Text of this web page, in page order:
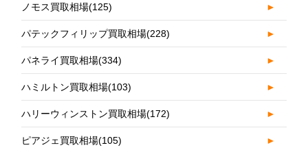
ノモス買取相場(125) ►
パテックフィリップ買取相場(228) ►
パネライ買取相場(334) ►
ハミルトン買取相場(103) ►
ハリーウィンストン買取相場(172) ►
ピアジェ買取相場(105) ►